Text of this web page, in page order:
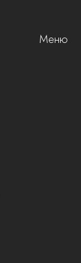
Меню